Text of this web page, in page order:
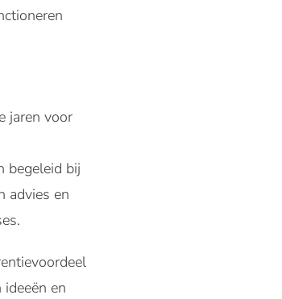
jaren voor
begeleid bij
advies en
en